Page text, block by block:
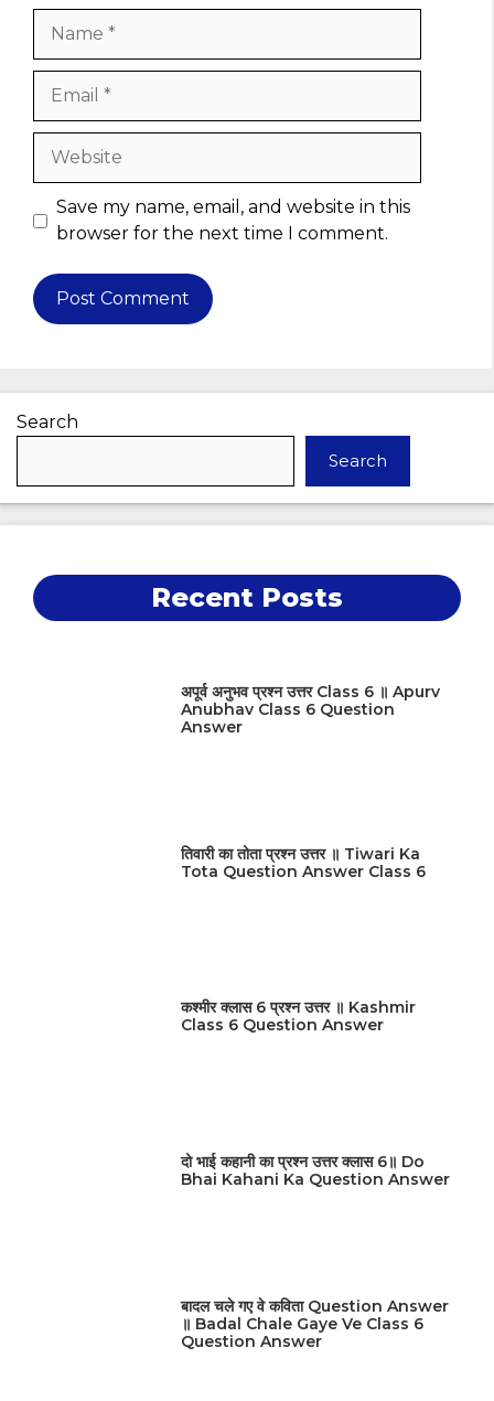
Website
Save my name, email, and website in this
browser for the next time I comment.
Search
Search
Recent Posts
अपूर्व अनुभव प्रश्न उत्तर Class 6 ॥ Apurv
Anubhav Class 6 Question
Answer
तिवारी का तोता प्रश्न उत्तर ॥ Tiwari Ka
Tota Question Answer Class 6
कश्मीर क्लास 6 प्रश्न उत्तर ॥ Kashmir
Class 6 Question Answer
दो भाई कहानी का प्रश्न उत्तर क्लास 6॥ Do
Bhai Kahani Ka Question Answer
बादल चले गए वे कविता Question Answer
॥ Badal Chale Gaye Ve Class 6
Question Answer